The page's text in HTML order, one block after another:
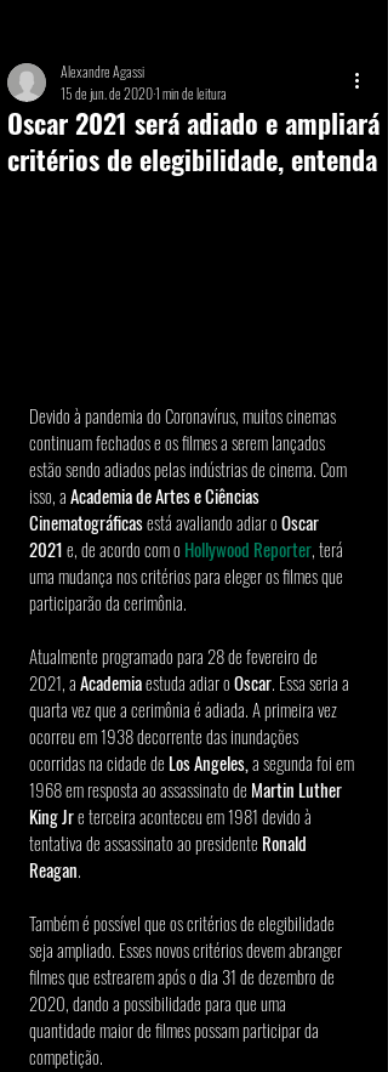
Oscar 2021 será adiado e ampliará
critérios de elegibilidade, entenda
Alexandre Agassi
15 de jun. de 20201 min de leitura
Devido à pandemia do Coronavírus, muitos cinemas
continuam fechados e os filmes a serem lançados
estão sendo adiados pelas indústrias de cinema. Com
isso, a Academia de Artes e Ciências
Cinematográficas está avaliando adiar o Oscar
2021 e, de acordo com o Hollywood Reporter, terá
uma mudança nos critérios para eleger os filmes que
participarão da cerimônia.
Atualmente programado para 28 de fevereiro de
2021, a Academia estuda adiar o Oscar. Essa seria a
quarta vez que a cerimônia é adiada. A primeira vez
ocorreu em 1938 decorrente das inundações
ocorridas na cidade de Los Angeles, a segunda foi em
1968 em resposta ao assassinato de Martin Luther
King Jr e terceira aconteceu em 1981 devido à
tentativa de assassinato ao presidente Ronald
Reagan.
Também é possível que os critérios de elegibilidade
seja ampliado. Esses novos critérios devem abranger
filmes que estrearem após o dia 31 de dezembro de
2020, dando a possibilidade para que uma
quantidade maior de filmes possam participar da
competição.